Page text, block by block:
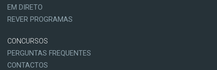
EM DIRETO
REVER PROGRAMAS
CONCURSOS
PERGUNTAS FREQUENTES
CONTACTOS